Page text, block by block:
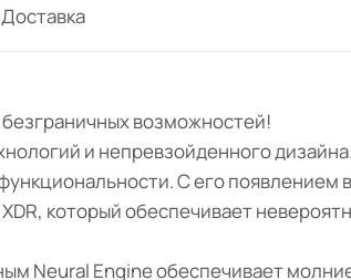
Доставка
возможностей!
и непревзойденного дизайна.
С его
который обеспечивает
Neural Engine обеспечивает